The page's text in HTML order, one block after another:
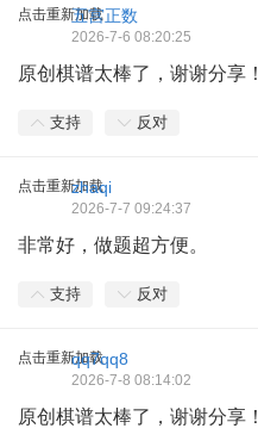
点击重新加载五宫正数
2026-7-6 08:20:25
原创棋谱太棒了，谢谢分享！
支持 反对
点击重新加载
zhaqi
2026-7-7 09:24:37
非常好，做题超方便。
支持 反对
点击重新加载
qq7qq8
2026-7-8 08:14:02
原创棋谱太棒了，谢谢分享！